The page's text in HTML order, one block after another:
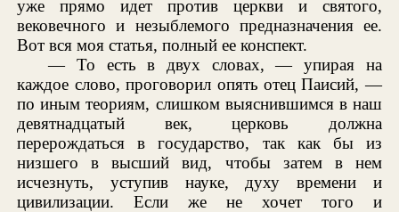
уже прямо идет против церкви и святого,
вековечного и незыблемого предназначения ее.
Вот вся моя статья, полный ее конспект.
— То есть в двух словах, — упирая на
каждое слово, проговорил опять отец Паисий, —
по иным теориям, слишком выяснившимся в наш
девятнадцатый век, церковь должна
перерождаться в государство, так как бы из
низшего в высший вид, чтобы затем в нем
исчезнуть, уступив науке, духу времени и
цивилизации. Если же не хочет того и